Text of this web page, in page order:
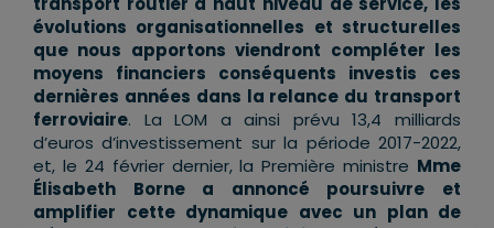
évolutions organisationnelles et structurelles
que nous apportons viendront compléter les
moyens financiers conséquents investis ces
dernières années dans la relance du transport
ferroviaire. La LOM a ainsi prévu 13,4 milliards
d’euros d’investissement sur la période 2017-2022,
et, le 24 février dernier, la Première ministre Mme
Élisabeth Borne a annoncé poursuivre et
amplifier cette dynamique avec un plan de